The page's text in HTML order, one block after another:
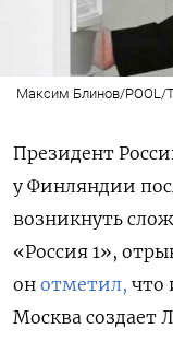
Максим Блинов/POOL/
Президент
у Финляндии
возникнуть
«Россия 1»,
он отметил, что
Москва создает